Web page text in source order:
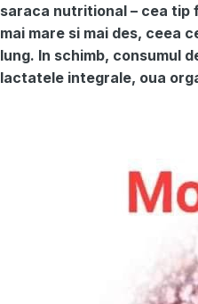
saraca nutritional – cea tip
mai mare si mai des, ceea
lung. In schimb, consumul
lactatele integrale, oua